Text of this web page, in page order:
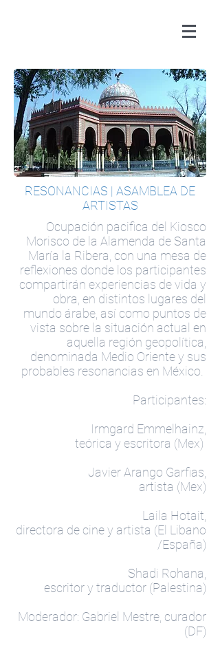
RESONANCIAS | ASAMBLEA DE
ARTISTAS
Ocupación pacifica del Kiosco
Morisco de la Alamenda de Santa
María la Ribera, con una mesa de
reflexiones donde los participantes
compartirán experiencias de vida y
obra, en distintos lugares del
mundo árabe, así como puntos de
vista sobre la situación actual en
aquella región geopolítica,
denominada Medio Oriente y sus
probables resonancias en México.
Participantes:
Irmgard Emmelhainz,
teórica y escritora (Mex)
Javier Arango Garfias,
artista (Mex)
Laila Hotait,
directora de cine y artista (El Libano
/España)
Shadi Rohana,
escritor y traductor (Palestina)
Moderador: Gabriel Mestre, curador
(DF)